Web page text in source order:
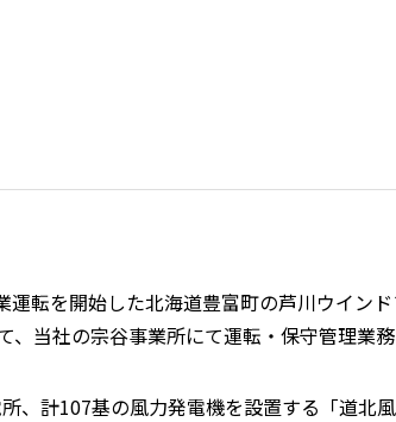
運転を開始した北海道豊富町の芦川ウイン
、当社の宗谷事業所にて運転・保守管理業
、計107基の風力発電機を設置する「道北